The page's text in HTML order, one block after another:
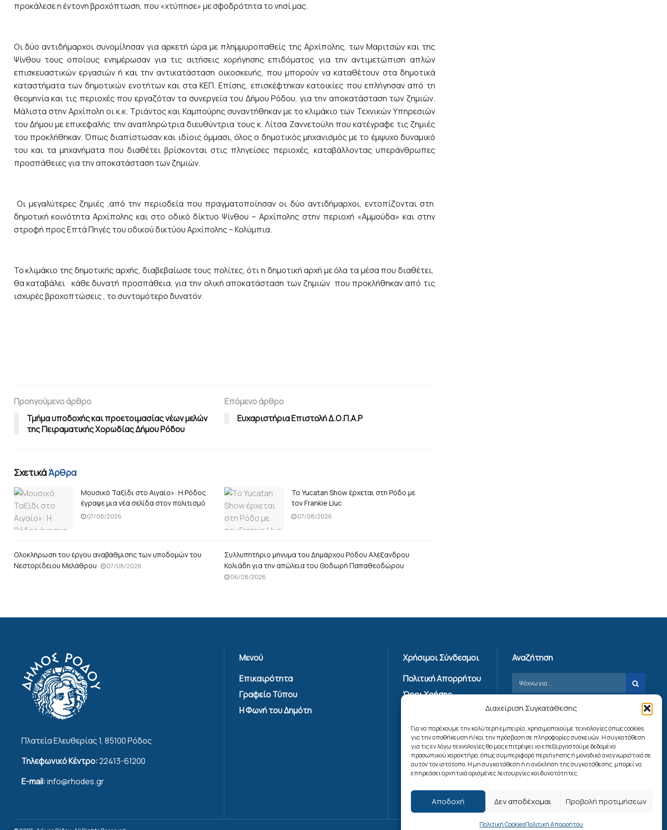
Διαχείριση Συγκατάθεσης
Για να παρέχουμε την καλύτερη εμπειρία, χρησιμοποιούμε τεχνολογίες όπως cookies
για την αποθήκευση ή/και την πρόσβαση σε πληροφορίες συσκευών. Η συγκατάθεση
για τις εν λόγω τεχνολογίες θα μας επιτρέψει να επεξεργαστούμε δεδομένα
προσωπικού χαρακτήρα, όπως συμπεριφορά περιήγησης ή μοναδικά αναγνωριστικά σε
αυτόν τον ιστότοπο. Η μη συγκατάθεση ή η ανάκληση της συγκατάθεσης, μπορεί να
επηρεάσει αρνητικά ορισμένες λειτουργίες και δυνατότητες.
Αποδοχή Δεν αποδέχομαι Προβολή προτιμήσεων
Πολιτική CookiesΠολιτική Απορρήτου
προκάλεσε η έντονη βροχόπτωση, που «χτύπησε» με σφοδρότητα το νησί μας.
Οι δύο αντιδήμαρχοι συνομίλησαν για αρκετή ώρα με πλημμυροπαθείς της Αρχίπολης, των Μαριτσών και της
Ψίνθου τους οποίους ενημέρωσαν για τις αιτήσεις χορήγησης επιδόματος για την αντιμετώπιση απλών
επισκευαστικών εργασιών ή και την αντικατάσταση οικοσκευής, που μπορούν να καταθέτουν στα δημοτικά
καταστήματα των δημοτικών ενοτήτων και στα ΚΕΠ. Επίσης, επισκέφτηκαν κατοικίες που επλήγησαν από τη
θεομηνία και τις περιοχές που εργαζόταν τα συνεργεία του Δήμου Ρόδου, για την αποκατάσταση των ζημιών.
Μάλιστα στην Αρχίπολη οι κ.κ. Τριάντος και Καμπούρης συναντήθηκαν με το κλιμάκιο των Τεχνικών Υπηρεσιών
του Δήμου με επικεφαλής την αναπληρώτρια διευθύντρια τους κ. Λίτσα Ζαννετούλη που κατέγραφε τις ζημιές
του προκλήθηκαν. Όπως διαπίστωσαν και ιδίοις όμμασι, όλος ο δημοτικός μηχανισμός με το έμψυχο δυναμικό
του και τα μηχανήματα που διαθέτει βρίσκονται στις πληγείσες περιοχές, καταβάλλοντας υπεράνθρωπες
προσπάθειες για την αποκατάσταση των ζημιών.
Οι μεγαλύτερες ζημιές ,από την περιοδεία που πραγματοποίησαν οι δύο αντιδήμαρχοι, εντοπίζονται στη
δημοτική κοινότητα Αρχίπολης και στο οδικό δίκτυο Ψίνθου – Αρχίπολης στην περιοχή «Αμμούδα» και στην
στροφή προς Επτά Πηγές του οδικού δικτύου Αρχίπολης – Κολύμπια.
Το κλιμάκιο της δημοτικής αρχής, διαβεβαίωσε τους πολίτες, ότι η δημοτική αρχή με όλα τα μέσα που διαθέτει,
θα καταβάλει κάθε δυνατή προσπάθεια, για την ολική αποκατάσταση των ζημιών που προκλήθηκαν από τις
ισχυρές βροχοπτώσεις , το συντομότερο δυνατόν.
Προηγούμενο άρθρο
Τμήμα υποδοχής και προετοιμασίας νέων μελών
της Πειραματικής Χορωδίας Δήμου Ρόδου
Επόμενο άρθρο
Ευχαριστήρια Επιστολή Δ.Ο.Π.Α.Ρ
ΣχετικάΆρθρα
Μουσικό Ταξίδι στο Αιγαίο»: Η Ρόδος
έγραψε μια νέα σελίδα στον πολιτισμό
07/08/2026
Το Yucatan Show έρχεται στη Ρόδο με
τον Frankie Lluc
07/08/2026
Ολοκλήρωση του έργου αναβάθμισης των υποδομών του
Νεστορίδειου Μελάθρου
07/08/2026
Συλλυπητήριο μήνυμα του Δημάρχου Ρόδου Αλέξανδρου
Κολιάδη για την απώλεια του Θοδωρή Παπαθεοδώρου
06/08/2026
Πλατεία Ελευθερίας 1, 85100 Ρόδος
Τηλεφωνικό Κέντρο:22413-61200
E-mail:info@rhodes.gr
Μενού
Επικαιρότητα
Γραφείο Τύπου
Η Φωνή του Δημότη
Χρήσιμοι Σύνδεσμοι
Πολιτική Απορρήτου
Όροι Χρήσης
Πολιτική Cookies
(ΕΕ)
Αναζήτηση
Ακολουθήστε μας